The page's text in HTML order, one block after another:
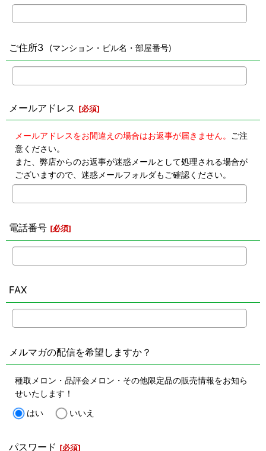
ご住所3 (マンション・ビル名・部屋番号)
メールアドレス [必須]
メールアドレスをお間違えの場合はお返事が届きません。
ご注
意ください。
また、弊店からのお返事が迷惑メールとして処理される場合が
ございますので、迷惑メールフォルダもご確認ください。
電話番号 [必須]
FAX
メルマガの配信を希望しますか？
種取メロン・品評会メロン・その他限定品の販売情報をお知ら
せいたします！
はい
いいえ
パスワード [必須]